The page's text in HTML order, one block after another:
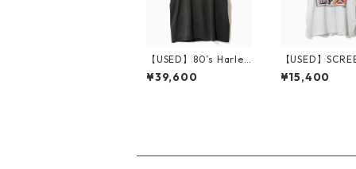
【USED】80’s Harley
Davidson 3D EMBLE
M T-Shirt
¥39,600
【USED】
ARS BEST Elvis
ey T-Shirt XL
¥15,400